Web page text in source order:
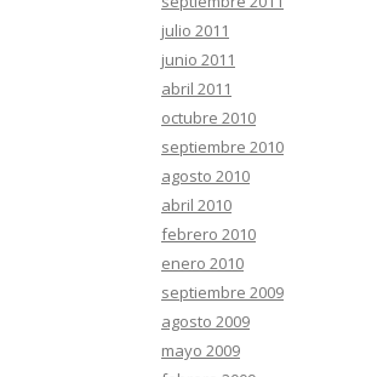
julio 2011
junio 2011
abril 2011
octubre 2010
septiembre 2010
agosto 2010
abril 2010
febrero 2010
enero 2010
septiembre 2009
agosto 2009
mayo 2009